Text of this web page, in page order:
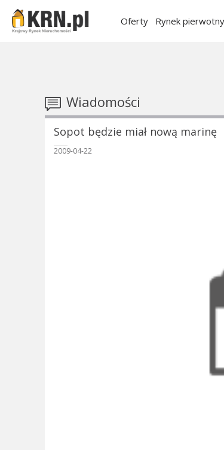
Oferty Rynek pierwotny
Wiadomości
Sopot będzie miał nową marinę
2009-04-22